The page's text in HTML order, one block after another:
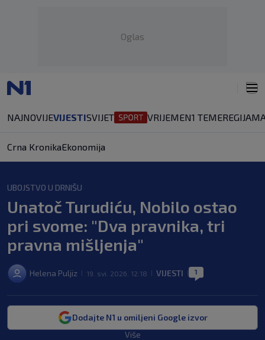
Oglas
NAJNOVIJEVIJESTISVIJET VRIJEMEN1 TEMEREGIJA
Crna KronikaEkonomija
UBOJSTVO U DRNIŠU
Unatoč Turudiću, Nobilo ostao
pri svome: "Dva pravnika, tri
pravna mišljenja"
Helena Puljiz 19. svi. 2026. 12:18 VIJESTI 1
Dodajte N1 u omiljeni Google izvor
Više